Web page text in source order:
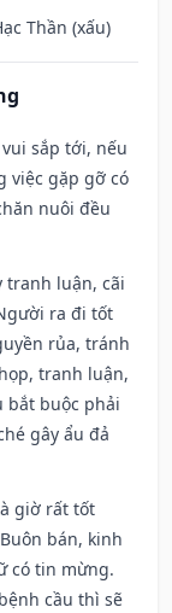
Thần (xấu)
sắp tới, nếu
việc gặp gỡ có
nuôi đều
tranh luận, cãi
ra đi tốt
rủa, tránh
tranh luận,
bắt buộc phải
gây ẩu đả
giờ rất tốt
bán, kinh
có tin mừng.
cầu thì sẽ